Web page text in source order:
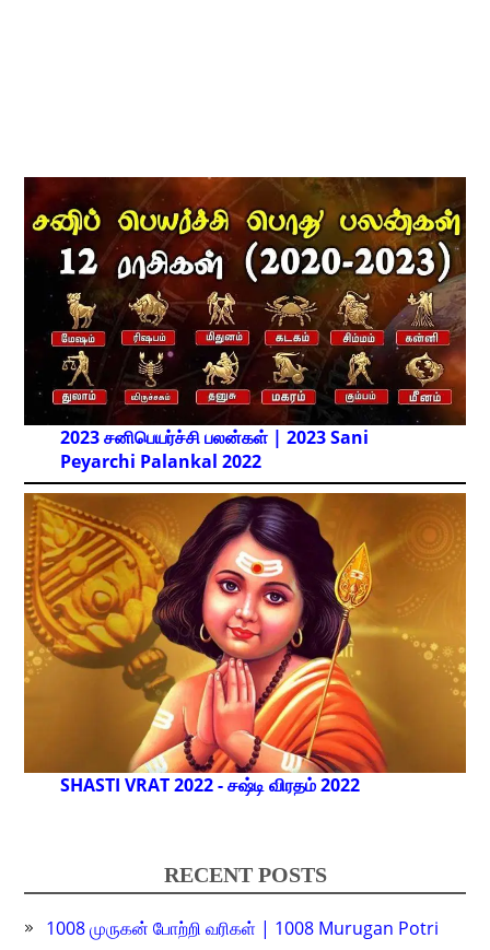
2023 சனிபெயர்ச்சி பலன்கள் | 2023 Sani
Peyarchi Palankal 2022
SHASTI VRAT 2022 - சஷ்டி விரதம் 2022
RECENT POSTS
1008 முருகன் போற்றி வரிகள் | 1008 Murugan Potri